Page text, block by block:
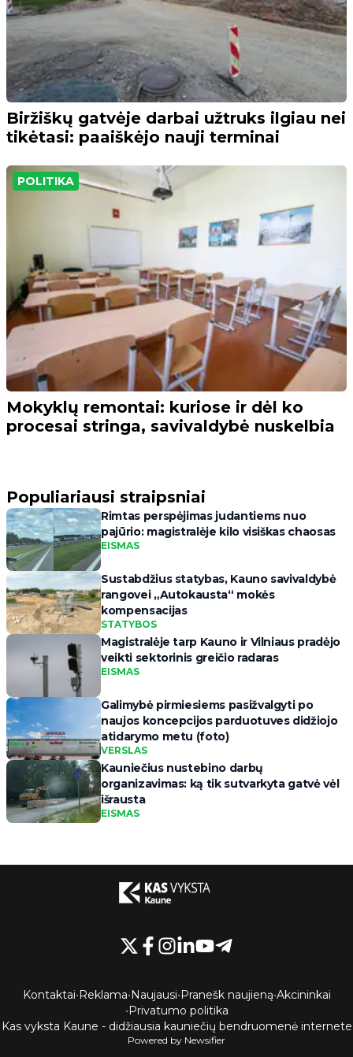
Biržiškų gatvėje darbai užtruks ilgiau nei
tikėtasi: paaiškėjo nauji terminai
POLITIKA
Mokyklų remontai: kuriose ir dėl ko
procesai stringa, savivaldybė nuskelbia
Populiariausi straipsniai
Rimtas perspėjimas judantiems nuo
pajūrio: magistralėje kilo visiškas chaosas
EISMAS
Sustabdžius statybas, Kauno savivaldybė
rangovei „Autokausta“ mokės
kompensacijas
STATYBOS
Magistralėje tarp Kauno ir Vilniaus pradėjo
veikti sektorinis greičio radaras
EISMAS
Galimybė pirmiesiems pasižvalgyti po
naujos koncepcijos parduotuves didžiojo
atidarymo metu (foto)
VERSLAS
Kauniečius nustebino darbų
organizavimas: ką tik sutvarkyta gatvė vėl
išrausta
EISMAS
Kontaktai•Reklama•Naujausi•Pranešk naujieną•Akcininkai
•Privatumo politika
Kas vyksta Kaune - didžiausia kauniečių bendruomenė internete
Powered by Newsifier